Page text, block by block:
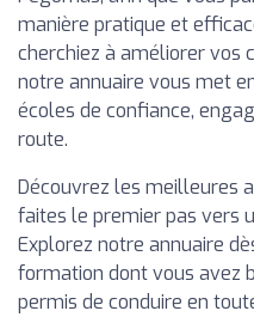
manière pratique et
cherchiez à améliorer vos
notre annuaire vous met
écoles de confiance,
route.
Découvrez les meilleures
faites le premier pas vers
Explorez notre annuaire
formation dont vous avez
permis de conduire en